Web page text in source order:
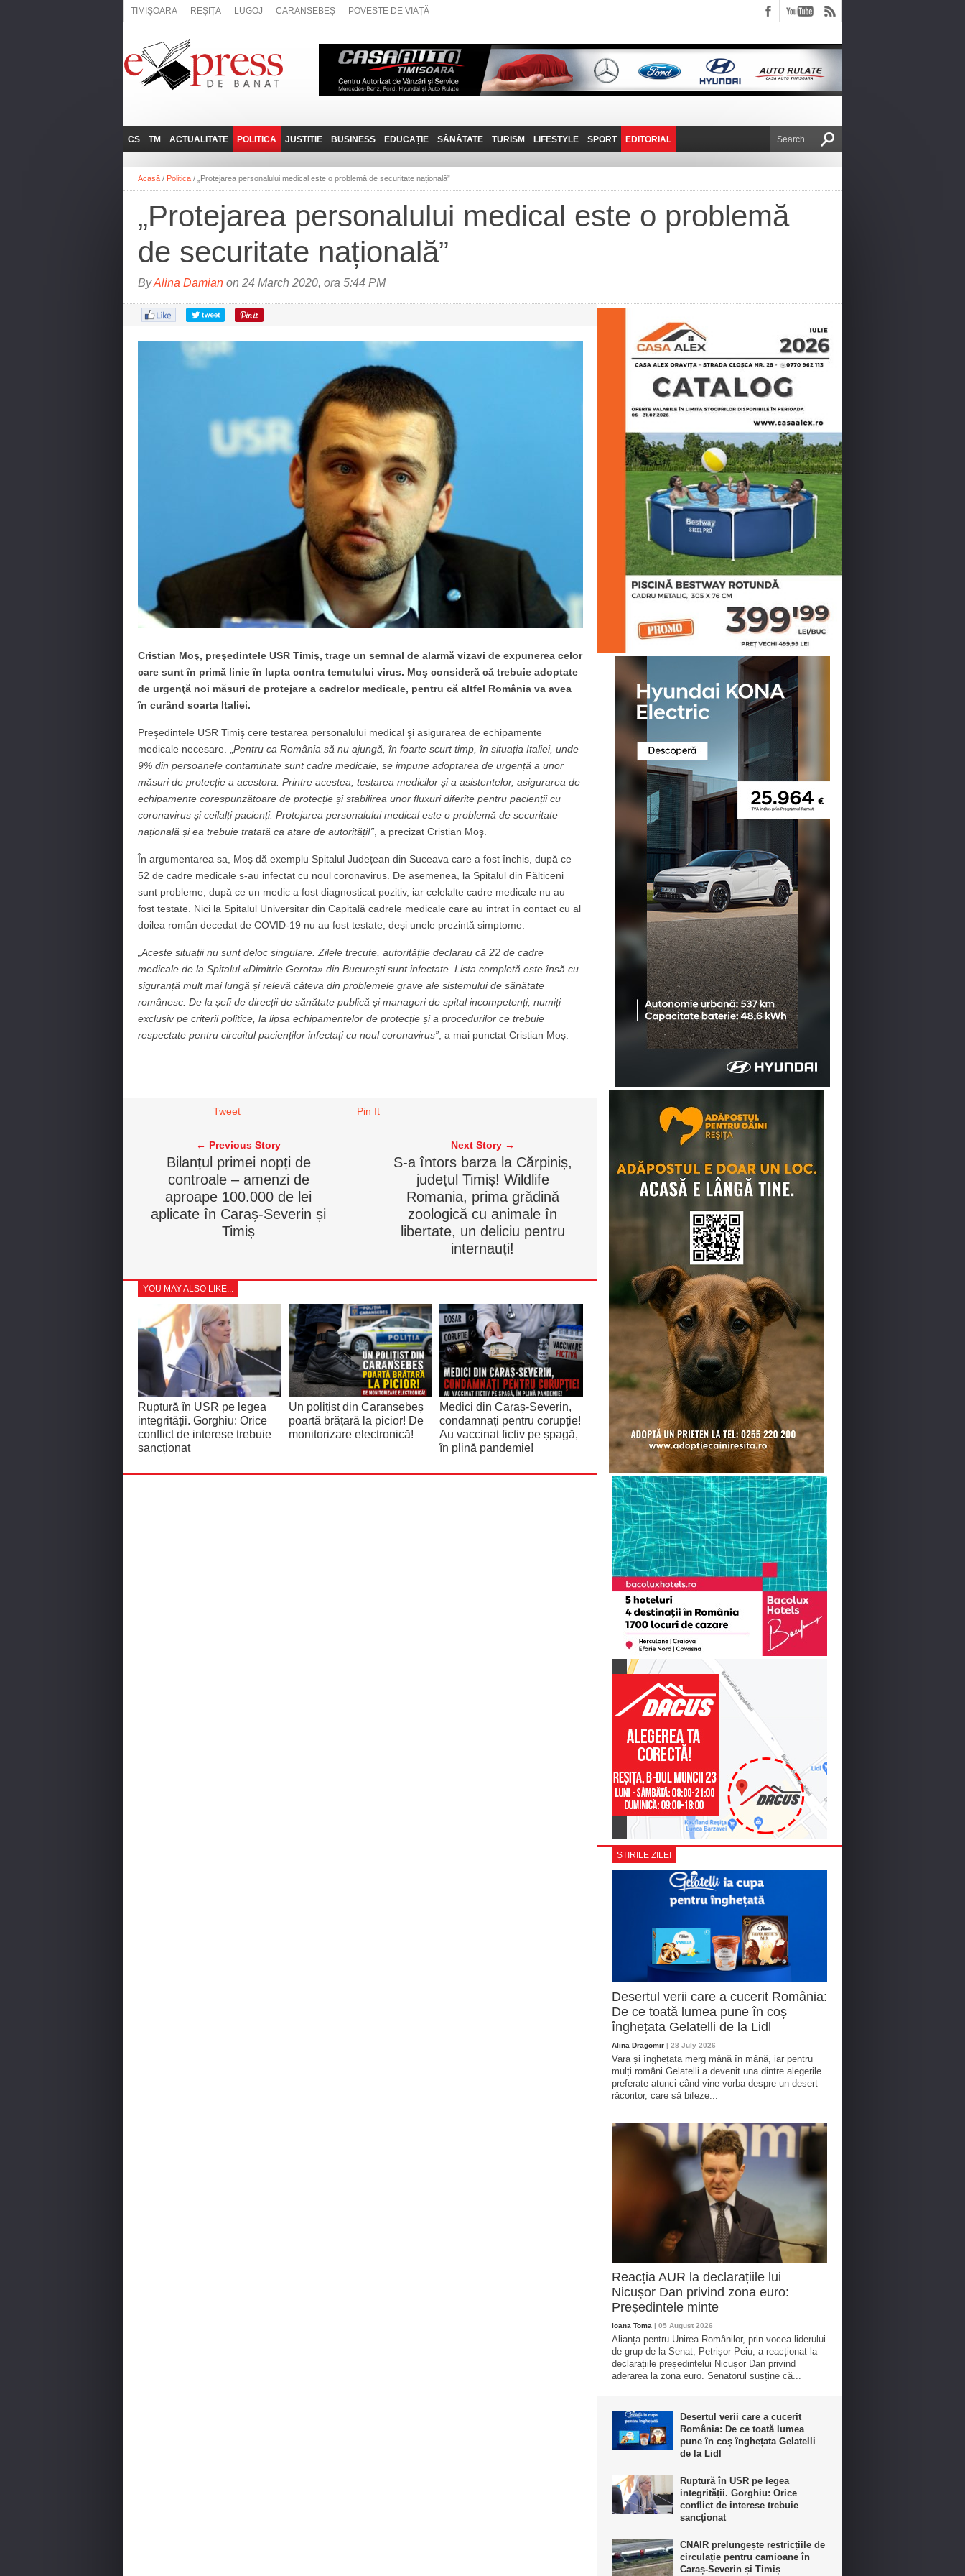
TIMIȘOARA REȘIȚA LUGOJ CARANSEBEȘ POVESTE DE VIAȚĂ
CS
REȘIȚA
CARANSEBEȘ
ANINA
BĂILE HERCULANE
BOCŞA
ORAVIȚA
OȚELU ROŞU
TM
LUGOJ
TIMIȘOARA
ACTUALITATE
ADMINISTRATIE
NAȚIONAL
SOCIAL
POLITICA
EXPRESSLIVE
INTERVIURILE
JUSTITIE BUSINESS
JOB-URI
TEHNIT
EDUCAȚIE SĂNĂTATE TURISM
PRIN MUNȚII
FANTASTICUL BANAT
LIFESTYLE
POVESTE DE VIAȚĂ
SPORT EDITORIAL
DE VICTOR NAFIRU
Acasă / Politica / „Protejarea personalului medical este o problemă de securitate națională”
„Protejarea personalului medical este o problemă
de securitate națională”
ByAlina Damian on 24 March 2020, ora 5:44 PM
Cristian Moş, preşedintele USR Timiş, trage un semnal de alarmă vizavi de expunerea celor
care sunt în primă linie în lupta contra temutului virus. Moş consideră că trebuie adoptate
de urgenţă noi măsuri de protejare a cadrelor medicale, pentru că altfel România va avea
în curând soarta Italiei.
Preşedintele USR Timiş cere testarea personalului medical şi asigurarea de echipamente
medicale necesare. „ Pentru ca România să nu ajungă, în foarte scurt timp, în situația Italiei, unde
9% din persoanele contaminate sunt cadre medicale, se impune adoptarea de urgență a unor
măsuri de protecție a acestora. Printre acestea, testarea medicilor și a asistentelor, asigurarea de
echipamente corespunzătoare de protecție și stabilirea unor fluxuri diferite pentru pacienții cu
coronavirus și ceilalți pacienți. Protejarea personalului medical este o problemă de securitate
națională și ea trebuie tratată ca atare de autorități!” , a precizat Cristian Moş.
În argumentarea sa, Moş dă exemplu Spitalul Județean din Suceava care a fost închis, după ce
52 de cadre medicale s-au infectat cu noul coronavirus. De asemenea, la Spitalul din Fălticeni
sunt probleme, după ce un medic a fost diagnosticat pozitiv, iar celelalte cadre medicale nu au
fost testate. Nici la Spitalul Universitar din Capitală cadrele medicale care au intrat în contact cu al
doilea român decedat de COVID-19 nu au fost testate, deși unele prezintă simptome.
„Aceste situații nu sunt deloc singulare. Zilele trecute, autoritățile declarau că 22 de cadre
medicale de la Spitalul «Dimitrie Gerota» din București sunt infectate. Lista completă este însă cu
siguranță mult mai lungă și relevă câteva din problemele grave ale sistemului de sănătate
românesc. De la șefi de direcții de sănătate publică și manageri de spital incompetenți, numiți
exclusiv pe criterii politice, la lipsa echipamentelor de protecție și a procedurilor ce trebuie
respectate pentru circuitul pacienților infectați cu noul coronavirus” , a mai punctat Cristian Moş.
Tweet Pin It
← Previous Story
Bilanțul primei nopți de
controale – amenzi de
aproape 100.000 de lei
aplicate în Caraș-Severin și
Timiș
Next Story →
S-a întors barza la Cărpiniș,
județul Timiș! Wildlife
Romania, prima grădină
zoologică cu animale în
libertate, un deliciu pentru
internauți!
YOU MAY ALSO LIKE...
Ruptură în USR pe legea
integrității. Gorghiu: Orice
conflict de interese trebuie
sancționat
Un polițist din Caransebeș
poartă brățară la picior! De
monitorizare electronică!
Medici din Caraș-Severin,
condamnați pentru corupție!
Au vaccinat fictiv pe șpagă,
în plină pandemie!
ȘTIRILE ZILEI
Desertul verii care a cucerit România:
De ce toată lumea pune în coș
înghețata Gelatelli de la Lidl
Alina Dragomir | 28 July 2026
Vara și înghețata merg mână în mână, iar pentru
mulți români Gelatelli a devenit una dintre alegerile
preferate atunci când vine vorba despre un desert
răcoritor, care să bifeze...
Reacția AUR la declarațiile lui
Nicușor Dan privind zona euro:
Președintele minte
Ioana Toma | 05 August 2026
Alianța pentru Unirea Românilor, prin vocea liderului
de grup de la Senat, Petrișor Peiu, a reacționat la
declarațiile președintelui Nicușor Dan privind
aderarea la zona euro. Senatorul susține că...
Desertul verii care a cucerit
România: De ce toată lumea
pune în coș înghețata Gelatelli
de la Lidl
Ruptură în USR pe legea
integrității. Gorghiu: Orice
conflict de interese trebuie
sancționat
CNAIR prelungește restricțiile de
circulație pentru camioane în
Caraș-Severin și Timiș